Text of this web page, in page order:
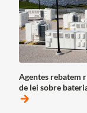
Agentes rebatem
de lei sobre
arrow_forward